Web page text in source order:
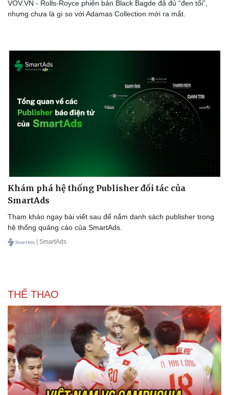
Thông tin doanh nghiệp
Doanh nghiệp 24h
Trải nghiệm
Chuyển đổi số
VOV.VN - Rolls-Royce phiên bản Black Bagde đã đủ “đen tối”,
nhưng chưa là gì so với Adamas Collection mới ra mắt.
Khám phá hệ thống Publisher đối tác của
SmartAds
Tham khảo ngay bài viết sau để nắm danh sách publisher trong
hệ thống quảng cáo của SmartAds.
| SmartAds
THỂ THAO